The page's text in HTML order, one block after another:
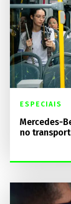
ESPECIAIS
Mercedes-
no